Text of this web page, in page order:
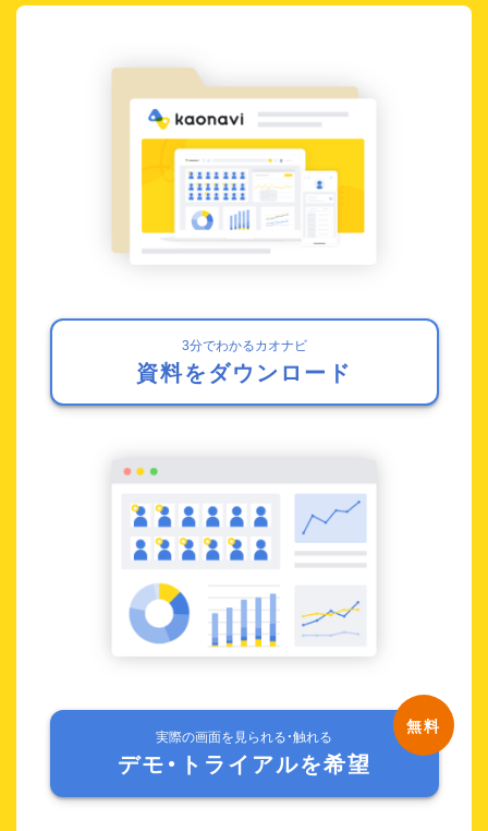
3分でわかるカオナビ
資料をダウンロード
実際の画面を見られる・触れる
デモ・トライアルを希望